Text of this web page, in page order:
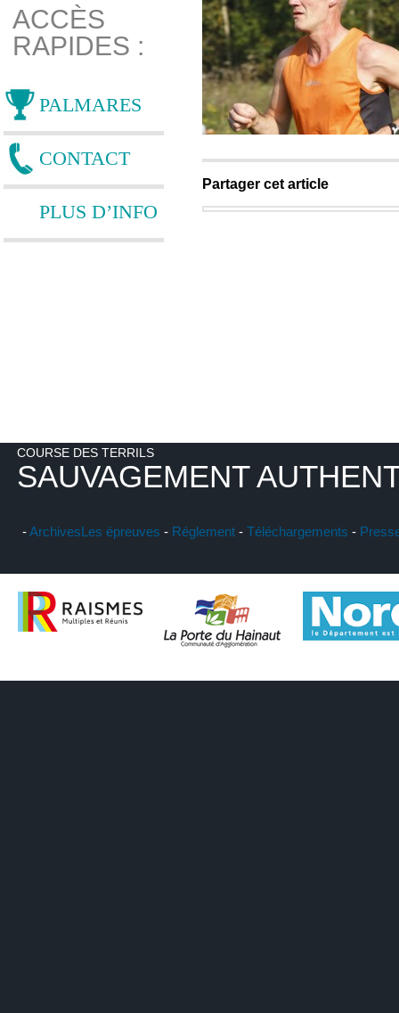
ACCÈS
RAPIDES :
PALMARES
CONTACT
PLUS D’INFO
Partager cet article
COURSE DES TERRILS
SAUVAGEMENT
-ArchivesLes épreuves - Réglement - Téléchargements -